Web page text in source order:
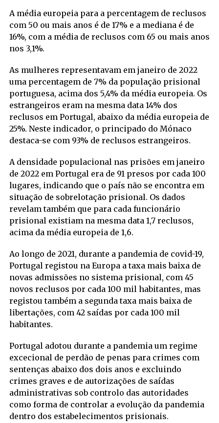
A média europeia para a percentagem de reclusos
com 50 ou mais anos é de 17% e a mediana é de
16%, com a média de reclusos com 65 ou mais anos
nos 3,1%.
As mulheres representavam em janeiro de 2022
uma percentagem de 7% da população prisional
portuguesa, acima dos 5,4% da média europeia. Os
estrangeiros eram na mesma data 14% dos
reclusos em Portugal, abaixo da média europeia de
25%. Neste indicador, o principado do Mónaco
destaca-se com 93% de reclusos estrangeiros.
A densidade populacional nas prisões em janeiro
de 2022 em Portugal era de 91 presos por cada 100
lugares, indicando que o país não se encontra em
situação de sobrelotação prisional. Os dados
revelam também que para cada funcionário
prisional existiam na mesma data 1,7 reclusos,
acima da média europeia de 1,6.
Ao longo de 2021, durante a pandemia de covid-19,
Portugal registou na Europa a taxa mais baixa de
novas admissões no sistema prisional, com 45
novos reclusos por cada 100 mil habitantes, mas
registou também a segunda taxa mais baixa de
libertações, com 42 saídas por cada 100 mil
habitantes.
Portugal adotou durante a pandemia um regime
excecional de perdão de penas para crimes com
sentenças abaixo dos dois anos e excluindo
crimes graves e de autorizações de saídas
administrativas sob controlo das autoridades
como forma de controlar a evolução da pandemia
dentro dos estabelecimentos prisionais.